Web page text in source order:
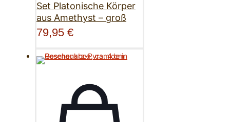
Set Platonische Körper
aus Amethyst – groß
79,95 €